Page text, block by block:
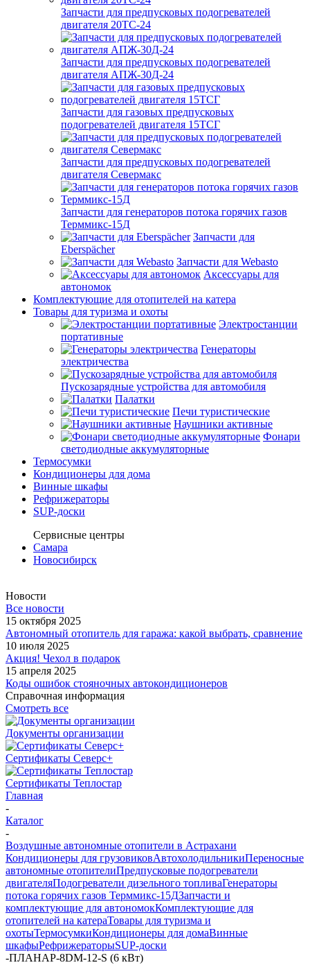
Запчасти для предпусковых подогревателей
двигателя 20ТС-24
Запчасти для предпусковых подогревателей
двигателя АПЖ-30Д-24
Запчасти для газовых предпусковых
подогревателей двигателя 15ТСГ
Запчасти для предпусковых подогревателей
двигателя Севермакс
Запчасти для генераторов потока горячих газов
Терммикс-15Д
Запчасти для
Eberspächer
Запчасти для Webasto
Аксессуары для
автономок
Комплектующие для отопителей на катера
Товары для туризма и охоты
Электростанции
портативные
Генераторы
электричества
Пускозарядные устройства для автомобиля
Палатки
Печи туристические
Наушники активные
Фонари
светодиодные аккумуляторные
Термосумки
Кондиционеры для дома
Винные шкафы
Рефрижераторы
SUP-доски
Сервисные центры
Самара
Новосибирск
Новости
Все новости
15 октября 2025
Автономный отопитель для гаража: какой выбрать, сравнение
10 июля 2025
Акция! Чехол в подарок
15 апреля 2025
Коды ошибок стояночных автокондиционеров
Справочная информация
Смотреть все
Документы организации
Сертификаты Северс+
Сертификаты Теплостар
Главная
-
Каталог
-
Воздушные автономные отопители в Астрахани
Кондиционеры для грузовиковАвтохолодильникиПереносные
автономные отопителиПредпусковые подогреватели
двигателяПодогреватели дизельного топливаГенераторы
потока горячих газов Терммикс-15ДЗапчасти и
комплектующие для автономокКомплектующие для
отопителей на катераТовары для туризма и
охотыТермосумкиКондиционеры для домаВинные
шкафыРефрижераторыSUP-доски
-ПЛАНАР-8DM-12-S (6 кВт)